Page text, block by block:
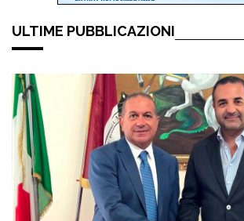
ULTIME PUBBLICAZIONI